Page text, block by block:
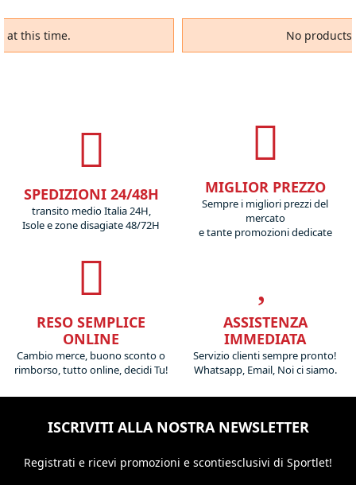
at this time. No
SPEDIZIONI 24/48H
transito medio Italia 24H,
Isole e zone disagiate 48/72H
MIGLIOR PREZZO
Sempre i migliori prezzi del
mercato
e tante promozioni dedicate
RESO SEMPLICE
ONLINE
Cambio merce, buono sconto o
rimborso, tutto online, decidi Tu!
ASSISTENZA
IMMEDIATA
Servizio clienti sempre pronto!
Whatsapp, Email, Noi ci siamo.
ISCRIVITI ALLA NOSTRA NEWSLETTER
Registrati e ricevi promozioni e scontiesclusivi di Sportlet!